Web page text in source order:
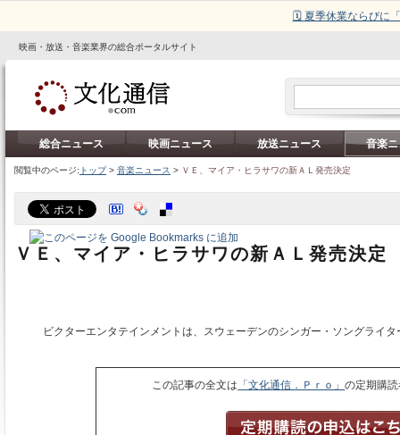
🗓️ 夏季休業ならびに
映画・放送・音楽業界の総合ポータルサイト
総合ニュース 映画ニュース 放送ニュース 音楽
閲覧中のページ: トップ> 音楽ニュース > ＶＥ、マイア・ヒラサワの新ＡＬ発売決定
ＶＥ、マイア・ヒラサワの新ＡＬ発売決定
ビクターエンタテインメントは、スウェーデンのシンガー・ソングライ
この記事の全文は 「文化通信．Ｐｒｏ」の定期購